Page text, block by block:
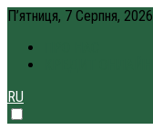
П’ятниця, 7 Серпня, 2026
RU